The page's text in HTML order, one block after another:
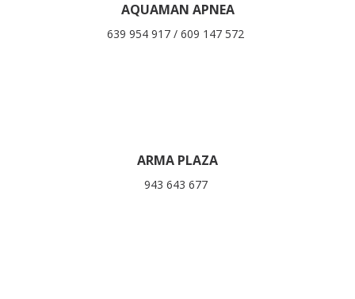
AQUAMAN APNEA
639 954 917 / 609 147 572
ARMA PLAZA
943 643 677